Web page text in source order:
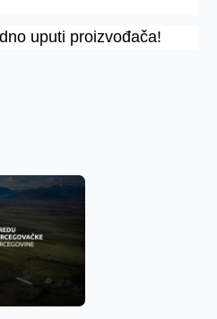
uputi proizvođača!